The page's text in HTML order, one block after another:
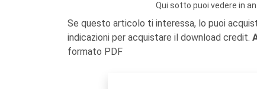
Qui sotto puoi vedere in
Se questo articolo ti interessa, lo puoi
indicazioni per acquistare il download credit.
formato PDF